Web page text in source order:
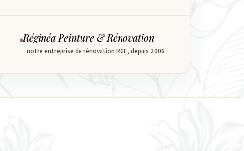
Réginéa Peinture & Rénovation
notre entreprise de rénovation RGE, depuis 2006